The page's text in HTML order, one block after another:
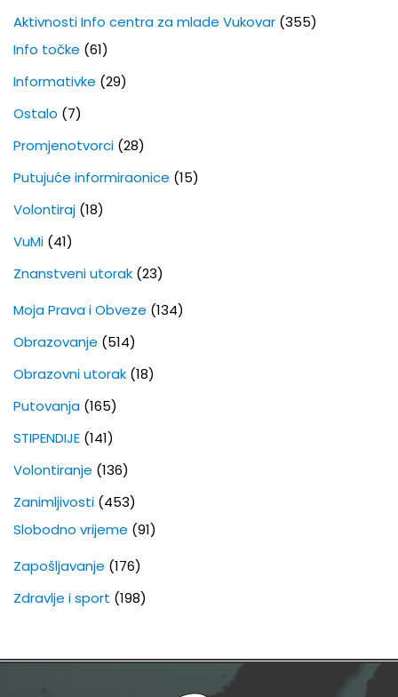
Aktivnosti Info centra za mlade Vukovar (355)
Info točke (61)
Informativke (29)
Ostalo (7)
Promjenotvorci (28)
Putujuće informiraonice (15)
Volontiraj (18)
VuMi (41)
Znanstveni utorak (23)
Moja Prava i Obveze (134)
Obrazovanje (514)
Obrazovni utorak (18)
Putovanja (165)
STIPENDIJE (141)
Volontiranje (136)
Zanimljivosti (453)
Slobodno vrijeme (91)
Zapošljavanje (176)
Zdravlje i sport (198)